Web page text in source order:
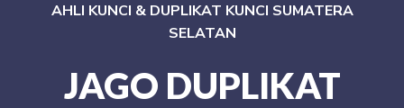
AHLI KUNCI & DUPLIKAT KUNCI SUMATERA
SELATAN
JAGO DUPLIKAT